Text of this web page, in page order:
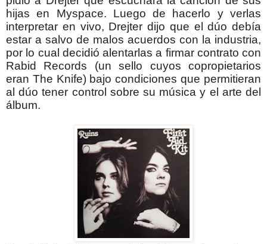
hijas en Myspace. Luego de hacerlo y verlas
interpretar en vivo, Drejter dijo que el dúo debía
estar a salvo de malos acuerdos con la industria,
por lo cual decidió alentarlas a firmar contrato con
Rabid Records (un sello cuyos copropietarios
eran The Knife) bajo condiciones que permitieran
al dúo tener control sobre su música y el arte del
álbum.